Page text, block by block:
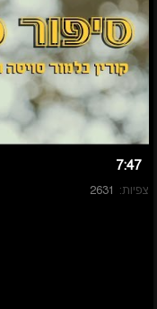
7:47
צפיות: 2631